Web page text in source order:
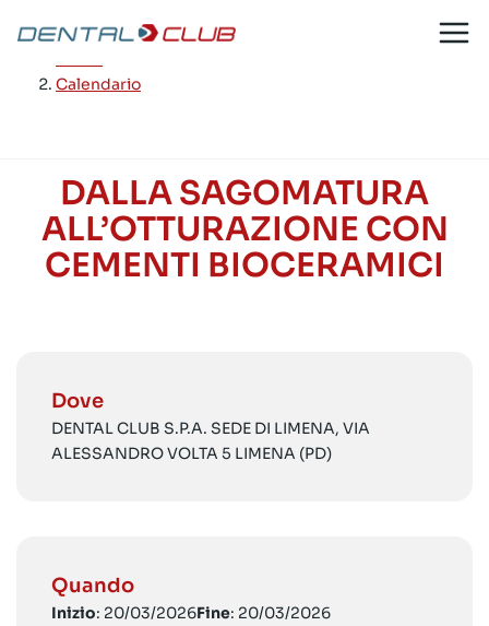
contenuto
Calendario
DALLA SAGOMATURA
ALL’OTTURAZIONE CON
CEMENTI BIOCERAMICI
Dove
DENTAL CLUB S.P.A. SEDE DI LIMENA, VIA
ALESSANDRO VOLTA 5 LIMENA (PD)
Quando
Inizio: 20/03/2026Fine: 20/03/2026